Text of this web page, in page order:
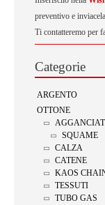
preventivo e
Ti contatteremo per
Categorie
ARGENTO
OTTONE
SQUAME
CALZA
CATENE
KAOS
TESSUTI
TUBO GAS